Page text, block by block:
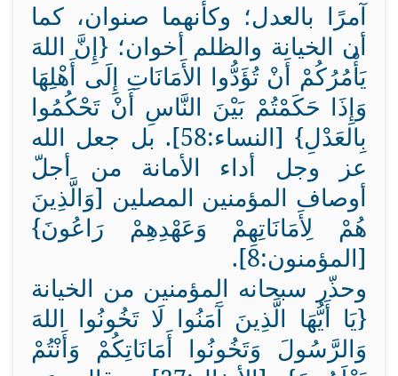
آمرًا بالعدل؛ وكأنهما صنوان، كما
أن الخيانة والظلم أخوان؛ {إِنَّ اللهَ
يَأْمُرُكُمْ أَنْ تُؤَدُّوا الأَمَانَاتِ إِلَى أَهْلِهَا
وَإِذَا حَكَمْتُمْ بَيْنَ النَّاسِ أَنْ تَحْكُمُوا
بِالعَدْلِ} [النساء:58]. بل جعل الله
عز وجل أداء الأمانة من أجلّ
أوصاف المؤمنين المصلين [وَالَّذِينَ
هُمْ لِأَمَانَاتِهِمْ وَعَهْدِهِمْ رَاعُونَ}
[المؤمنون:8].
وحذّر سبحانه المؤمنين من الخيانة
{يَا أَيُّهَا الَّذِينَ آَمَنُوا لَا تَخُونُوا اللهَ
وَالرَّسُولَ وَتَخُونُوا أَمَانَاتِكُمْ وَأَنْتُمْ